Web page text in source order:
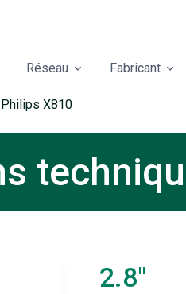
Réseau Fabricant
Philips X810
2.8"